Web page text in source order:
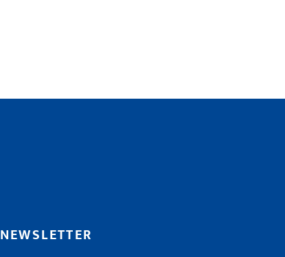
NEWSLETTER